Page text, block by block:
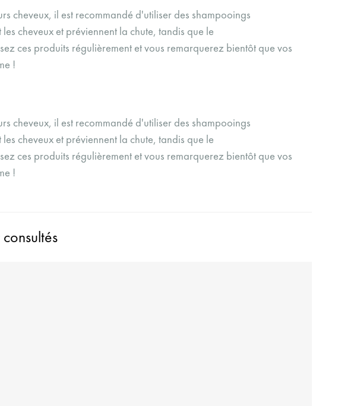
cheveux, il est recommandé d'utiliser des shampooings
cheveux et préviennent la chute, tandis que le
ces produits régulièrement et vous remarquerez bientôt que vos
!
cheveux, il est recommandé d'utiliser des shampooings
cheveux et préviennent la chute, tandis que le
ces produits régulièrement et vous remarquerez bientôt que vos
!